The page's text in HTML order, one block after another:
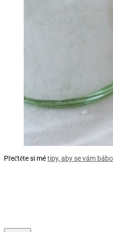
Přečtěte si métipy, aby se vám